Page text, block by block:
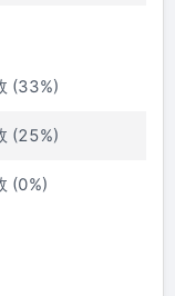
(33%)
(25%)
(0%)